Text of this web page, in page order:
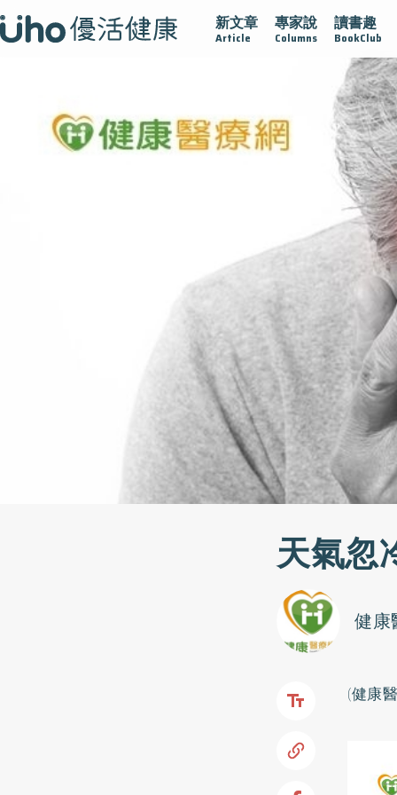
新文章
Article
專家說
Columns
讀書趣
BookClub
疫情保衛戰 再生醫學 愛的未來視 認識攝護腺肥大
天氣忽
健康
(健康